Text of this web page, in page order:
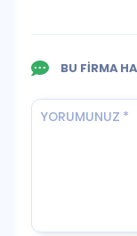
BU FİRMA